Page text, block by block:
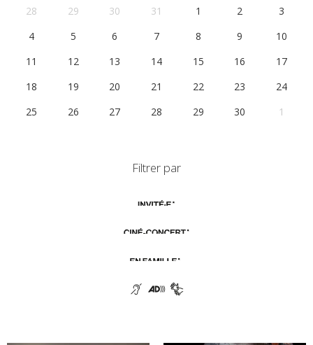
28
29 30 31 1 2
3
4
5 6 7 8 9
10
11
12 13 14 15 16
17
18
19 20 21 22 23
24
25
26 27 28 29 30 1
Filtrer par